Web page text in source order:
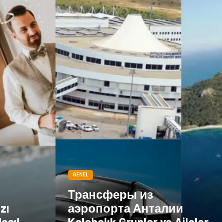
Göz Hastalıkları Kısırlık
Bakım Aksesuar
Sağlık Haberleri Blogroll
Spor Malzemeleri Hediyelik Eşya
Kültür Acil ve İlkyardım
GENEL
Трансферы из
аэропорта Анталии